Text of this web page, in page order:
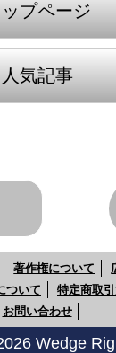
ップページ
人気記事
著作権について
ついて
特定商取
お問い合わせ
Wedge